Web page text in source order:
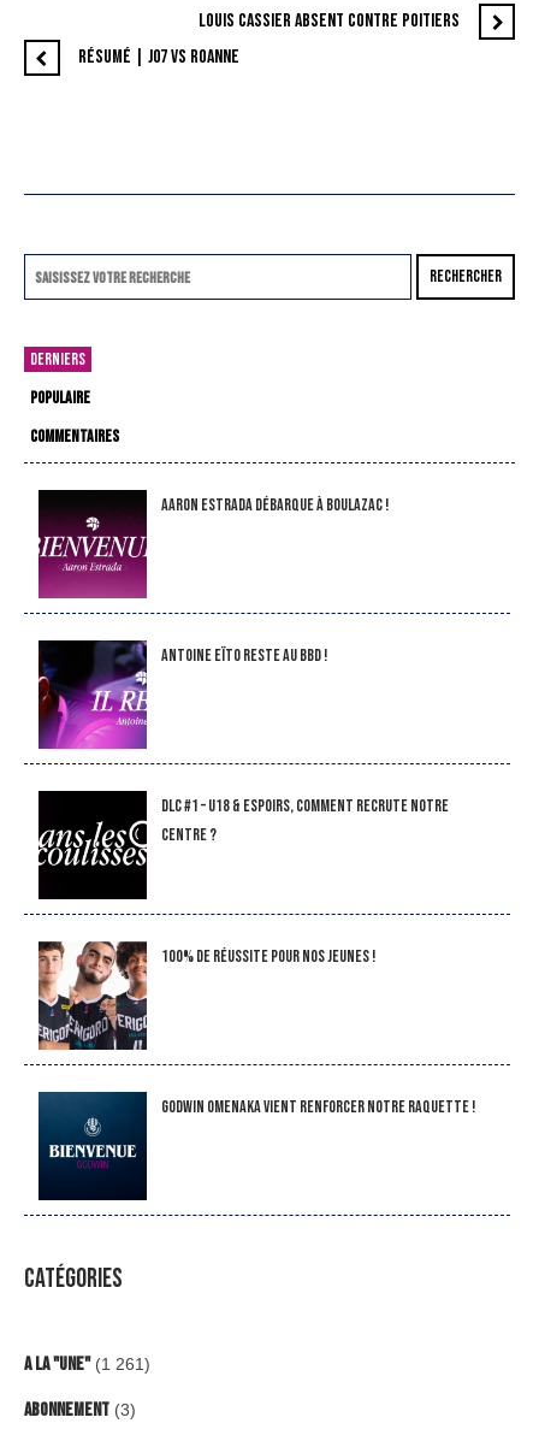
LOUIS CASSIER ABSENT CONTRE POITIERS
RÉSUMÉ | J07 VS ROANNE
RECHERCHER
DERNIERS
POPULAIRE
COMMENTAIRES
Aaron Estrada débarque à Boulazac !
Antoine Eïto reste au BBD !
DLC #1 – U18 & Espoirs, comment recrute notre
Centre ?
100% de réussite pour nos jeunes !
Godwin Omenaka vient renforcer notre raquette !
CATÉGORIES
A la "Une"(1 261)
Abonnement (3)